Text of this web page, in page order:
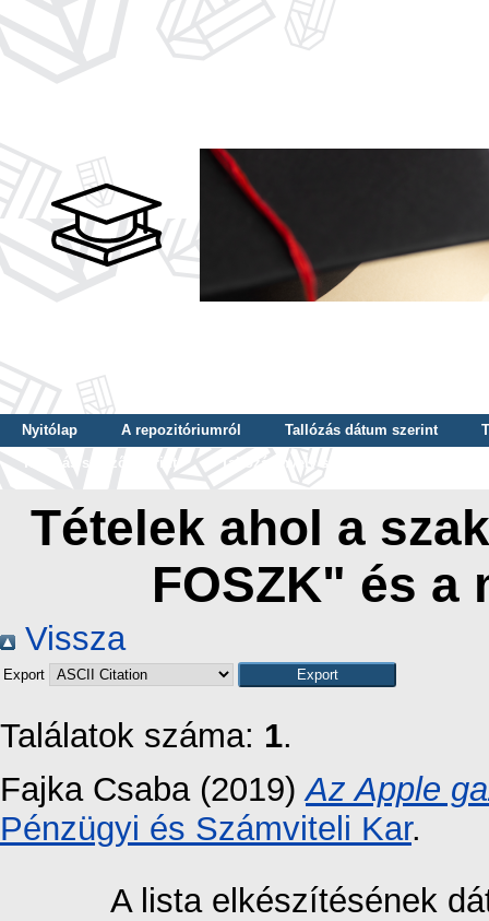
Nyitólap A repozitóriumról Tallózás dátum szerint
Tallózás szerző szerint
Tallózás nyelv szerint
Tételek ahol a
FOSZK" és a
Vissza
Export
Találatok száma: 1.
Fajka Csaba (2019)Az Apple
Pénzügyi és Számviteli Kar.
A lista elkészítésének